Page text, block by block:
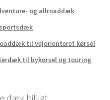
og allroaddæk
til vejorienteret kørsel
til bykørsel og touring